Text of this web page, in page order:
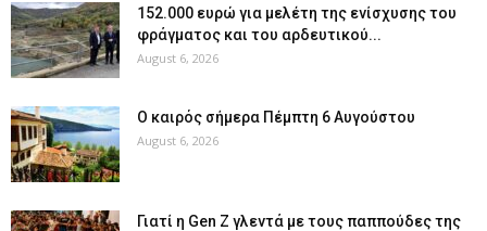
152.000 ευρώ για μελέτη της ενίσχυσης του
φράγματος και του αρδευτικού...
August 6, 2026
Ο καιρός σήμερα Πέμπτη 6 Αυγούστου
August 6, 2026
Γιατί η Gen Z γλεντά με τους παππούδες της